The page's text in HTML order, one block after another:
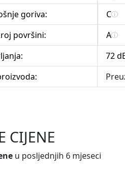
goriva:
C
površini:
A
72
CIJENE
u posljednjih 6 mjeseci